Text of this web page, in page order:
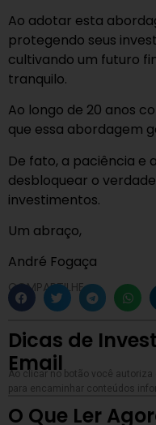
Ao adotar esta
protegendo seus
cultivando um futuro
tranquilo.
Ao longo de 20 anos
que essa abordagem
De fato, a paciência e
desbloquear o
investimentos.
Um abraço,
André Fogaça
COMPARTILHE
Dicas de
Email
Ao clicar no botão você
para encaminhar conteúdos
O Que Ler